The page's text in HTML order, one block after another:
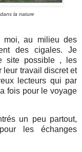
la nature
moi, au milieu des
des cigales. Je
site possible , les
leur travail discret et
lecteurs qui par
fois pour le voyage
un peu partout,
les échanges